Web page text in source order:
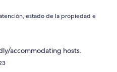
estado de la propiedad e
accommodating hosts.